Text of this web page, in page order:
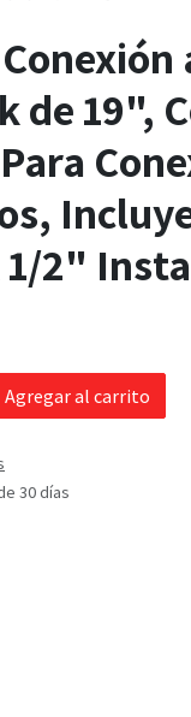
de 19",
1/2"
Agregar al carrito
30 días